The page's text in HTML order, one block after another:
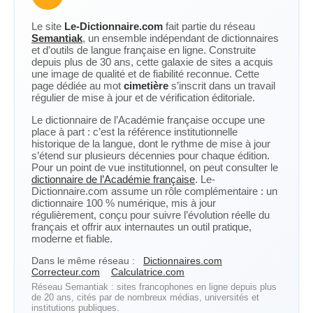
Le site Le-Dictionnaire.com fait partie du réseau
Semantiak, un ensemble indépendant de dictionnaires
et d’outils de langue française en ligne. Construite
depuis plus de 30 ans, cette galaxie de sites a acquis
une image de qualité et de fiabilité reconnue. Cette
page dédiée au mot cimetière s’inscrit dans un travail
régulier de mise à jour et de vérification éditoriale.
Le dictionnaire de l’Académie française occupe une
place à part : c’est la référence institutionnelle
historique de la langue, dont le rythme de mise à jour
s’étend sur plusieurs décennies pour chaque édition.
Pour un point de vue institutionnel, on peut consulter le
dictionnaire de l’Académie française. Le-
Dictionnaire.com assume un rôle complémentaire : un
dictionnaire 100 % numérique, mis à jour
régulièrement, conçu pour suivre l’évolution réelle du
français et offrir aux internautes un outil pratique,
moderne et fiable.
Dans le même réseau :
Dictionnaires.com
Correcteur.com
Calculatrice.com
Réseau Semantiak : sites francophones en ligne depuis plus
de 20 ans, cités par de nombreux médias, universités et
institutions publiques.